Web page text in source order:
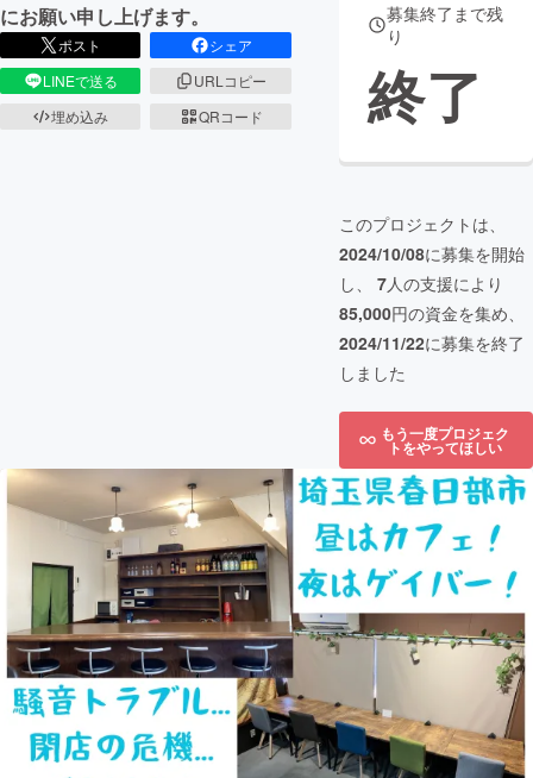
にお願い申し上げます。
ポスト
シェア
LINEで送る
URLコピー
埋め込み
QRコード
募集終了まで残
り
終了
このプロジェクトは、
2024/10/08に募集を開始
し、 7人の支援により
85,000円の資金を集め、
2024/11/22に募集を終了
しました
もう一度プロジェク
トをやってほしい